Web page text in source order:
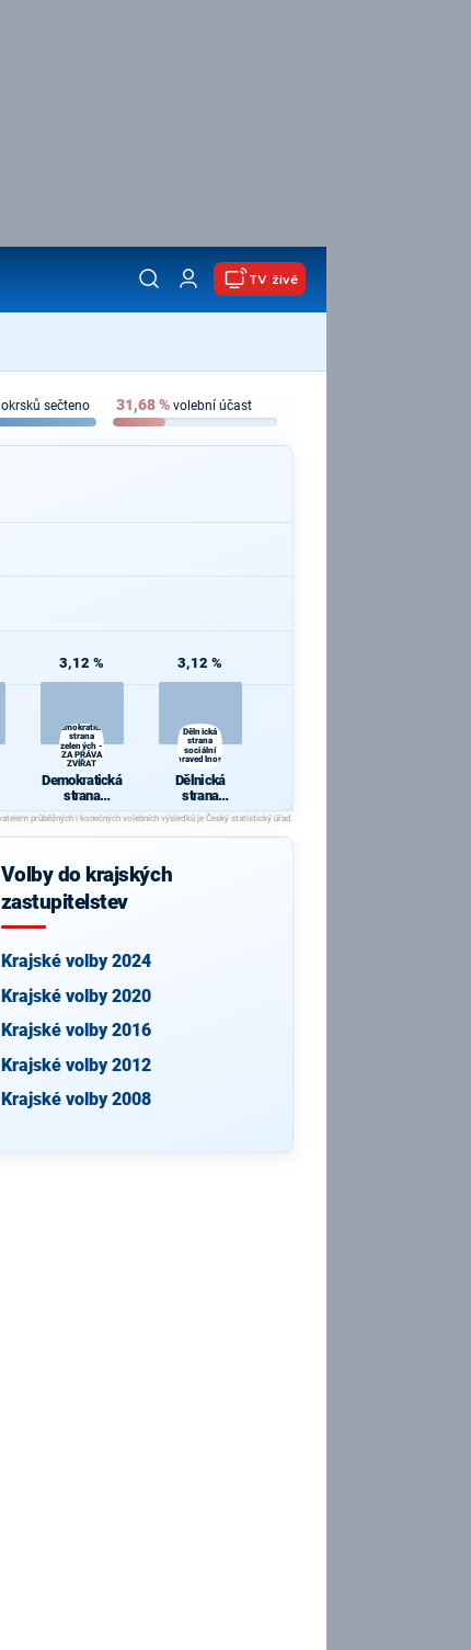
TV živě
okrsků sečteno 31,68% volební účast
3,12 %
Demokratická
strana
zelených -
ZA PRÁVA
ZVÍŘAT
Demokratická
strana
zelených - ZA
PRÁVA
ZVÍŘAT
3,12 %
Dělnická
strana
sociální
spravedlnosti
Dělnická
strana
sociální
spravedlnosti
Volby do krajských
zastupitelstev
Krajské volby 2024
Krajské volby 2020
Krajské volby 2016
Krajské volby 2012
Krajské volby 2008